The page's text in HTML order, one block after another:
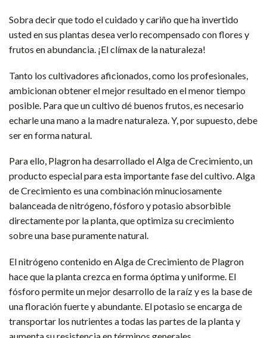
Sobra decir que todo el cuidado y cariño que ha invertido
usted en sus plantas desea verlo recompensado con flores y
frutos en abundancia. ¡El clímax de la naturaleza!
Tanto los cultivadores aficionados, como los profesionales,
ambicionan obtener el mejor resultado en el menor tiempo
posible. Para que un cultivo dé buenos frutos, es necesario
echarle una mano a la madre naturaleza. Y, por supuesto, debe
ser en forma natural.
Para ello, Plagron ha desarrollado el Alga de Crecimiento, un
producto especial para esta importante fase del cultivo. Alga
de Crecimiento es una combinación minuciosamente
balanceada de nitrógeno, fósforo y potasio absorbible
directamente por la planta, que optimiza su crecimiento
sobre una base puramente natural.
El nitrógeno contenido en Alga de Crecimiento de Plagron
hace que la planta crezca en forma óptima y uniforme. El
fósforo permite un mejor desarrollo de la raíz y es la base de
una floración fuerte y abundante. El potasio se encarga de
transportar los nutrientes a todas las partes de la planta y